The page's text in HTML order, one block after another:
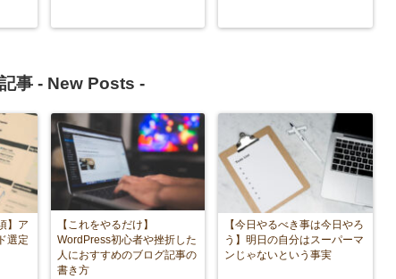
事 - New Posts -
】ア
選定
【これをやるだけ】
WordPress初心者や挫折した
人におすすめのブログ記事の
書き方
【今日やるべき事は今日やろ
う】明日の自分はスーパーマ
ンじゃないという事実